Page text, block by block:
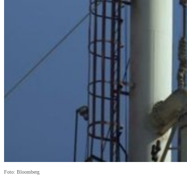
Foto: Bloomberg